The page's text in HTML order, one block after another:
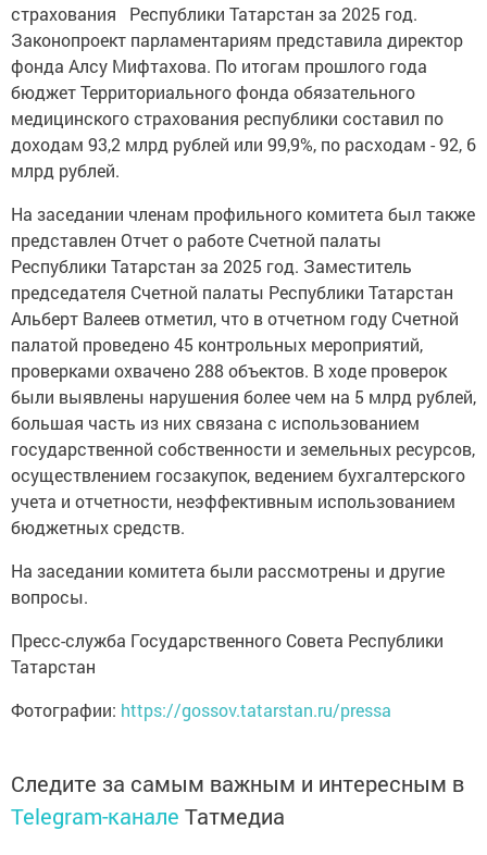
страхования Республики Татарстан за 2025 год.
Законопроект парламентариям представила директор
фонда Алсу Мифтахова. По итогам прошлого года
бюджет Территориального фонда обязательного
медицинского страхования республики составил по
доходам 93,2 млрд рублей или 99,9%, по расходам - 92, 6
млрд рублей.
На заседании членам профильного комитета был также
представлен Отчет о работе Счетной палаты
Республики Татарстан за 2025 год. Заместитель
председателя Счетной палаты Республики Татарстан
Альберт Валеев отметил, что в отчетном году Счетной
палатой проведено 45 контрольных мероприятий,
проверками охвачено 288 объектов. В ходе проверок
были выявлены нарушения более чем на 5 млрд рублей,
большая часть из них связана с использованием
государственной собственности и земельных ресурсов,
осуществлением госзакупок, ведением бухгалтерского
учета и отчетности, неэффективным использованием
бюджетных средств.
На заседании комитета были рассмотрены и другие
вопросы.
Пресс-служба Государственного Совета Республики
Татарстан
Фотографии: https://gossov.tatarstan.ru/pressa
Следите за самым важным и интересным в
Telegram-канале Татмедиа